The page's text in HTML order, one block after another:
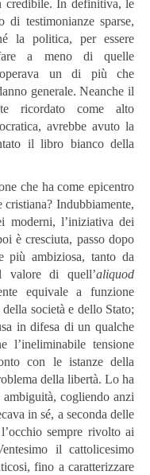
credibile. In definitiva, le
testimonianze sparse,
la politica, per essere
a meno di quelle
operava un di più che
generale. Neanche il
ricordato come alto
avrebbe avuto la
il libro bianco della
che ha come epicentro
cristiana? Indubbiamente,
moderni, l’iniziativa dei
è cresciuta, passo dopo
più ambiziosa, tanto da
valore di quell’aliquod
equivale a funzione
società e dello Stato;
in difesa di un qualche
l’ineliminabile tensione
con le istanze della
della libertà. Lo ha
cogliendo anzi
in sé, a seconda delle
sempre rivolto ai
il cattolicesimo
fino a caratterizzare